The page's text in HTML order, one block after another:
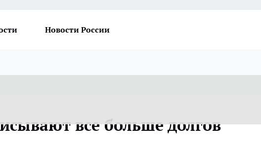
Новости России
все больше долгов